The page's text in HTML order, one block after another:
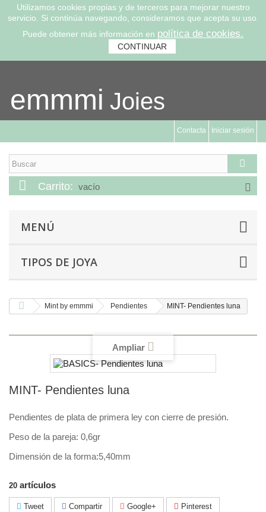
Utilizamos cookies propias y de terceros para mejorar nuestro
servicio. Si continúa navegando, consideramos que acepta su uso.
Puede obtener más información en política de cookies.
CONTINUAR
emmmi Joies
Iniciar sesión
Contacta
Carrito: vacío
MENÚ
TIPOS DE JOYA
Mint by emmmi Pendientes MINT- Pendientes luna
Ampliar
MINT- Pendientes luna
Pendientes de plata de primera ley con cierre de presión.
Peso de la pareja: 0,6gr
Dimensión de la forma:5,40mm
20 artículos
Tweet Compartir Google+ Pinterest